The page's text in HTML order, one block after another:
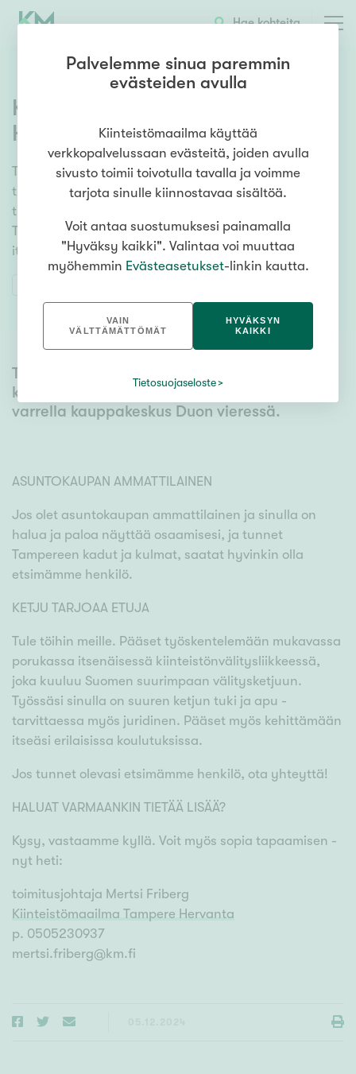
Hae kohteita
Kiinteistönvälittäjä Tampere
Hervanta
Tarjoamme työpaikan ammattilaiselle, joilla on LKV-
tutkinto suoritettuna. Meillä nautit kaikista kiinteän
työsuhteen eduista, mutta toimit silti itsenäisesti.
Takaamme hyvän aloituksen. Loppu on kiinni sinusta
itsestäsi.
Työpisteesi tulee olemaan Hervannan
kaupunginosassa, hyvien kulkuyhteyksien
varrella kauppakeskus Duon vieressä.
ASUNTOKAUPAN AMMATTILAINEN
Jos olet asuntokaupan ammattilainen ja sinulla on
halua ja paloa näyttää osaamisesi, ja tunnet
Tampereen kadut ja kulmat, saatat hyvinkin olla
etsimämme henkilö.
KETJU TARJOAA ETUJA
Tule töihin meille. Pääset työskentelemään mukavassa
porukassa itsenäisessä kiinteistönvälitysliikkeessä,
joka kuuluu Suomen suurimpaan välitysketjuun.
Työssäsi sinulla on suuren ketjun tuki ja apu -
tarvittaessa myös juridinen. Pääset myös kehittämään
itseäsi erilaisissa koulutuksissa.
Jos tunnet olevasi etsimämme henkilö, ota yhteyttä!
HALUAT VARMAANKIN TIETÄÄ LISÄÄ?
Kysy, vastaamme kyllä. Voit myös sopia tapaamisen -
nyt heti:
toimitusjohtaja Mertsi Friberg
Kiinteistömaailma Tampere Hervanta
p. 0505230937
mertsi.friberg@km.fi
Palvelemme sinua paremmin
evästeiden avulla
Kiinteistömaailma käyttää
verkkopalvelussaan evästeitä, joiden avulla
sivusto toimii toivotulla tavalla ja voimme
tarjota sinulle kiinnostavaa sisältöä.
Voit antaa suostumuksesi painamalla
"Hyväksy kaikki". Valintaa voi muuttaa
myöhemmin Evästeasetukset-linkin kautta.
VAIN
VÄLTTÄMÄTTÖMÄT
HYVÄKSYN
KAIKKI
Tietosuojaseloste